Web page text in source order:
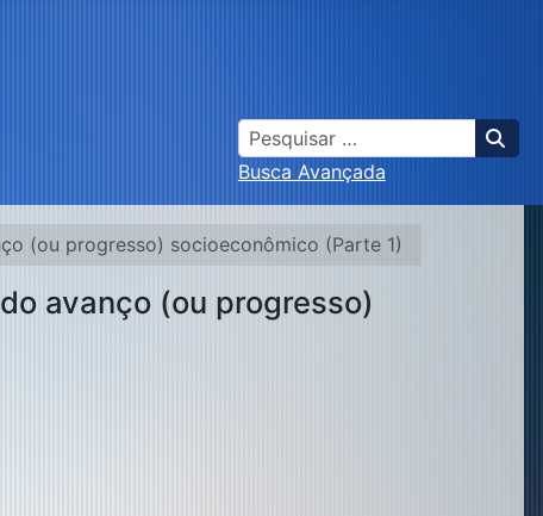
Busca
Busca Avançada
(ou progresso) socioeconômico (Parte 1)
avanço (ou progresso)